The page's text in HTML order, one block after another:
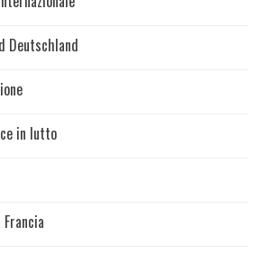
Deutschland
in lutto